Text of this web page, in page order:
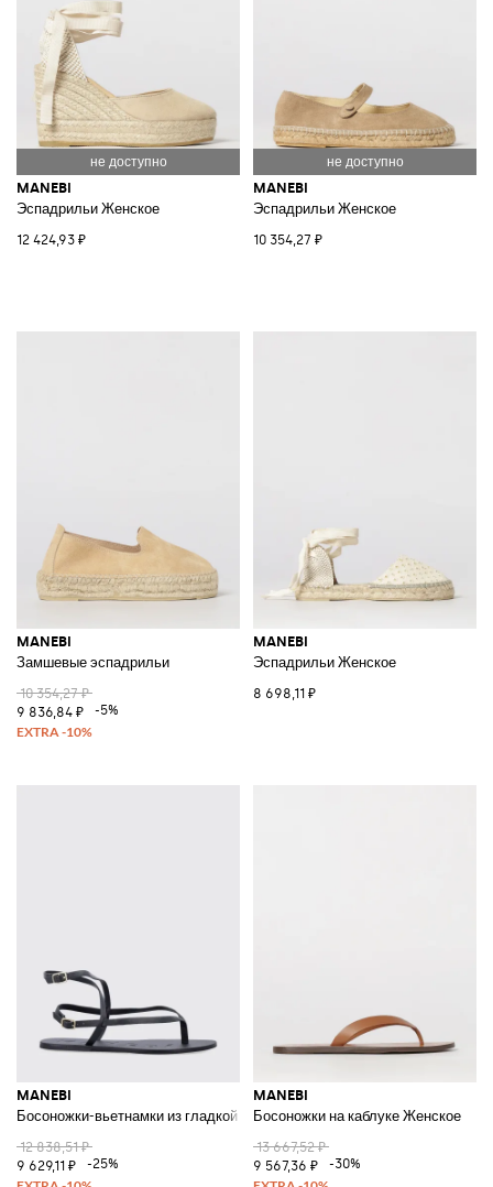
MANEBI
Эспадрильи Женское
12 424,93 ₽
MANEBI
Эспадрильи Женское
10 354,27 ₽
MANEBI
Замшевые эспадрильи
10 354,27 ₽
9 836,84 ₽
-5%
MANEBI
Эспадрильи Женское
8 698,11 ₽
MANEBI
Босоножки-вьетнамки из гладкой кожи на низком каблуке с ремешком
12 838,51 ₽
9 629,11 ₽
-25%
MANEBI
Босоножки на каблуке Женское
13 667,52 ₽
9 567,36 ₽
-30%